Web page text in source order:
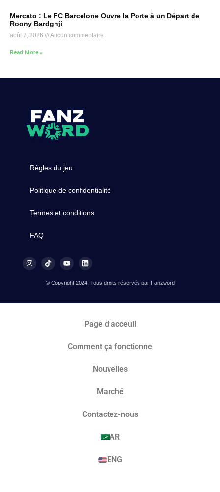
Mercato : Le FC Barcelone Ouvre la Porte à un Départ de
Roony Bardghji
août 7, 2026 Aucun commentaire
Read More »
Règles du jeu
Politique de confidentialité
Termes et conditions
FAQ
© Copyright 2024, Tous droits réservés par Fanzword
Page d’acceuil
Comment ça fonctionne
Nouvelles
Marché​
Contactez-nous
AR
ENG